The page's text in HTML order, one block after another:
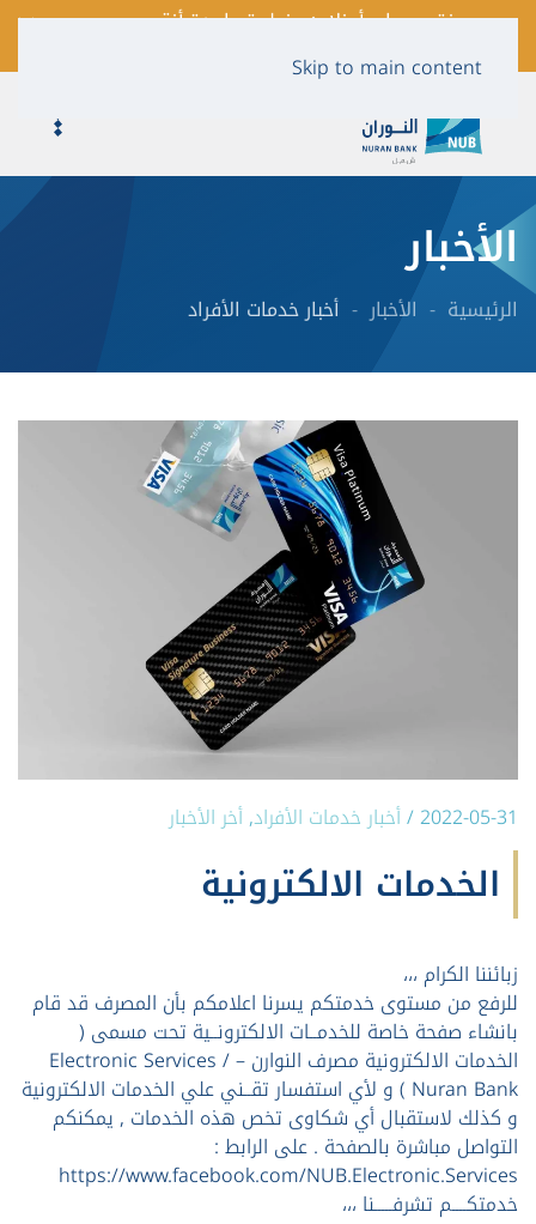
Skip to main content
فتح حساب أونلاين بخطوة واحدة أنقر
الأخبار
الرئيسية الأخبار أخبار خدمات الأفراد
2022-05-31
/أخبار خدمات الأفراد,أخر الأخبار
الخدمات الالكترونية
زبائننا الكرام ،،،
للرفع من مستوى خدمتكم يسرنا اعلامكم بأن المصرف قد قام
بانشاء صفحة خاصة للخدمــات الالكترونــية تحت مسمى (
الخدمات الالكترونية مصرف النوارن – Electronic Services /
Nuran Bank ) و لأي استفسار تقــني علي الخدمات الالكترونية
و كذلك لاستقبال أي شكاوى تخص هذه الخدمات , يمكنكم
التواصل مباشرة بالصفحة . على الرابط :
https://www.facebook.com/NUB.Electronic.Services
خدمتكــــم تشرفـــــنا ،،،